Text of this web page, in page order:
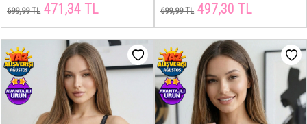
699,99 TL 471,34 TL 699,99 TL 497,30 TL